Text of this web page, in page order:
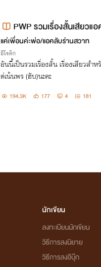
PWP รวมเรื่องสั้นเสียวแ
+)
แค่เพื่อนค่ะพ่อ/แอคลับร่านสวาท
อีโรติก
อันนี้เป็นรวมเรื่องสั้น เรื่องเสียวสำ
ต่เน้นพร (ฮับ)นะคะ
194.3K 177 4 181
นักเขียน
ลงทะเบียนนักเขียน
วิธีการลงนิยาย
วิธีการลงอีบุ๊ก